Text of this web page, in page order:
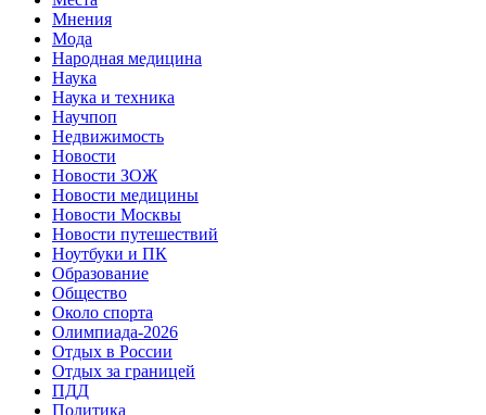
Мнения
Мода
Народная медицина
Наука
Наука и техника
Научпоп
Недвижимость
Новости
Новости ЗОЖ
Новости медицины
Новости Москвы
Новости путешествий
Ноутбуки и ПК
Образование
Общество
Около спорта
Олимпиада-2026
Отдых в России
Отдых за границей
ПДД
Политика